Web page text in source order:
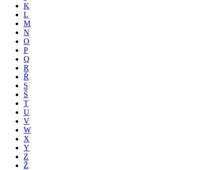
K
L
M
N
O
P
Q
R
Ř
S
Š
T
U
V
W
X
Y
Z
Ž